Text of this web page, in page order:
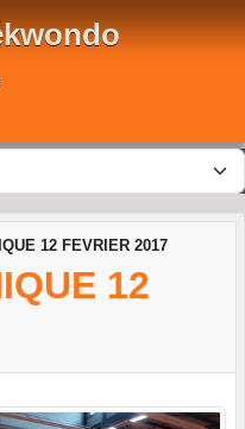
12 FEVRIER 2017
12